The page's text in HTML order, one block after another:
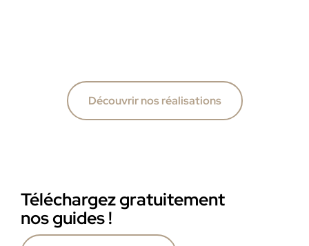
Découvrir nos réalisations
Téléchargez gratuitement
nos guides !